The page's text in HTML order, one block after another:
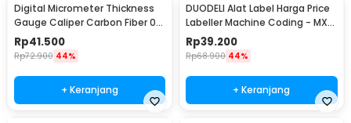
Digital Micrometer Thickness
Gauge Caliper Carbon Fiber 0-
12.7mm - TDT25
Rp41.500
Rp72.900 44%
+ Keranjang
DUODELI Alat Label Harga Price
Labeller Machine Coding - MX-
5500
Rp39.200
Rp68.900 44%
+ Keranjang